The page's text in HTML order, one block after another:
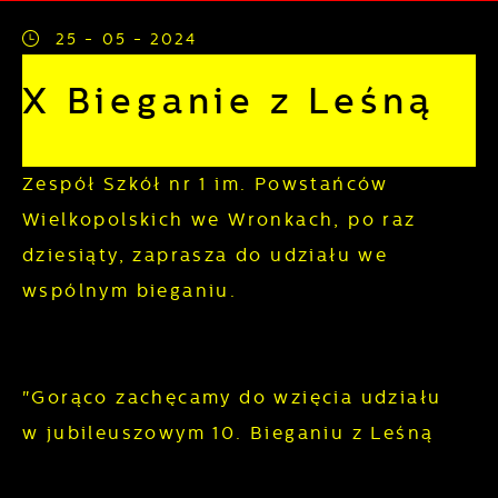
25 - 05 - 2024
X Bieganie z Leśną
Zespół Szkół nr 1 im. Powstańców
Wielkopolskich we Wronkach, po raz
dziesiąty, zaprasza do udziału we
wspólnym bieganiu.
"Gorąco zachęcamy do wzięcia udziału
w jubileuszowym 10. Bieganiu z Leśną
korzystanie z oferowanych przez nas usług.
przez Ciebie działania w celu m.in.
dostosowania Twoich ustawień preferencji
formularzy. Dzięki plikom cookies strona, z
której korzystasz, może działać bez zakłóceń.
Tego typu pliki cookies umożliwiają stronie
internetowej zapamiętanie wprowadzonych
przez Ciebie ustawień oraz personalizację
określonych funkcjonalności czy
Ci większy komfort korzystania z
funkcjonalności naszej strony poprzez
Więcej